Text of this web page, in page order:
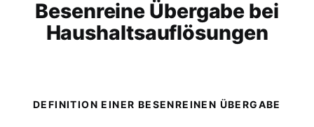
Besenreine Übergabe bei
Haushaltsauflösungen
DEFINITION EINER BESENREINEN ÜBERGABE